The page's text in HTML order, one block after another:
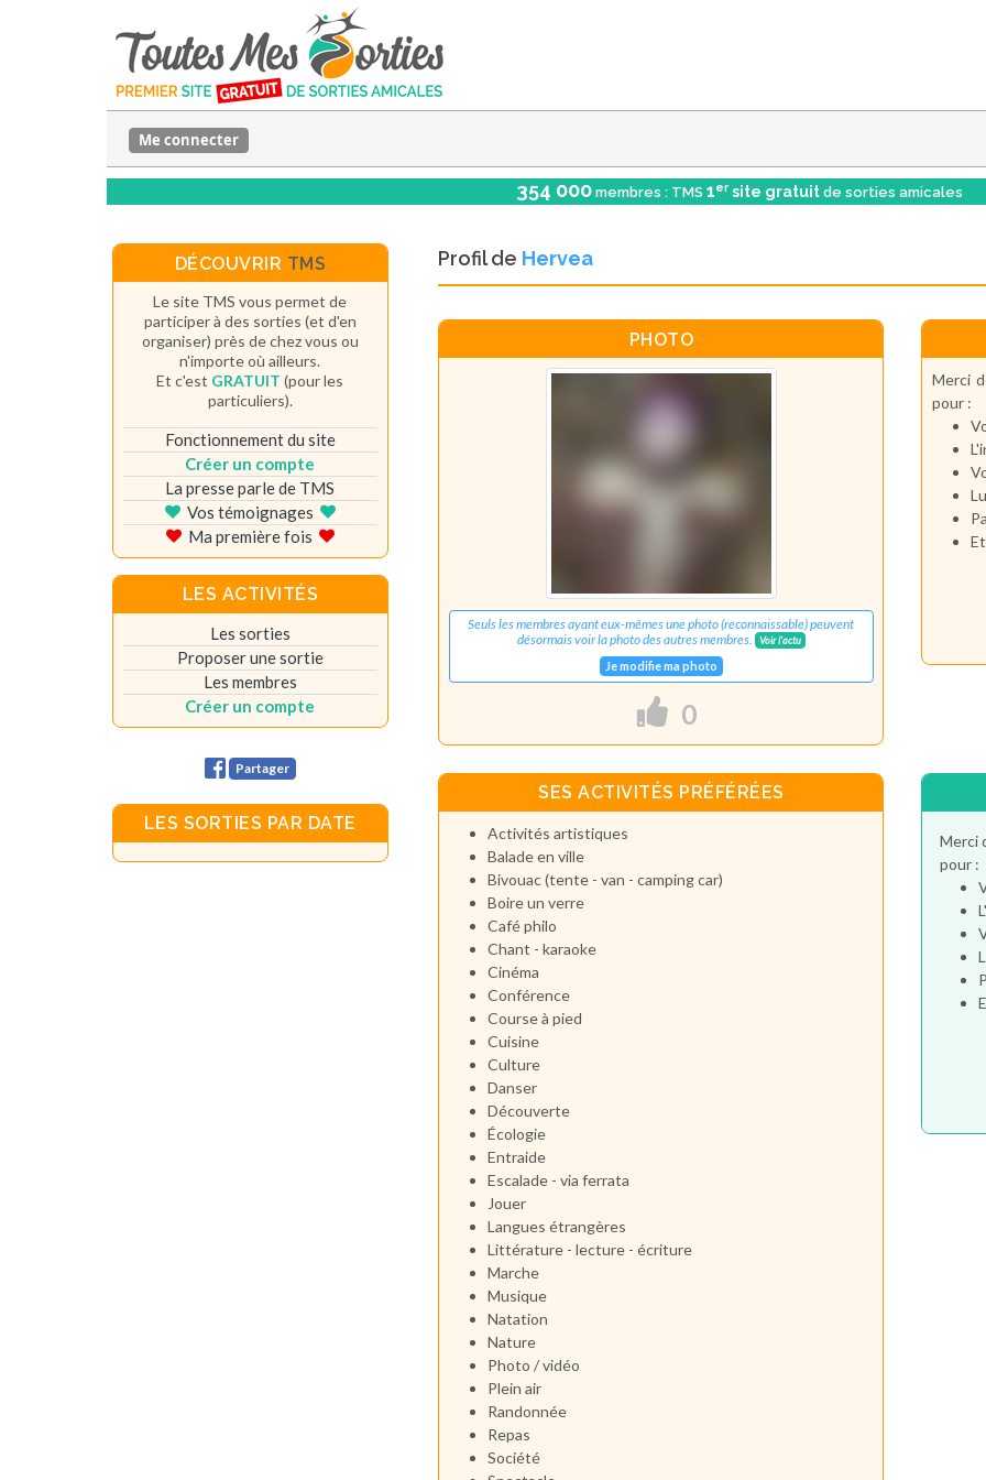
Me connecter
354 000 membres : TMS 1er site gratuit de sorties amicales
Profil de Hervea
PHOTO
Seuls les membres ayant eux-mêmes une photo (reconnaissable) peuvent
désormais voir la photo des autres membres.
Voir l'actu
Je modifie ma photo
0
Merci
pour :
SES ACTIVITÉS PRÉFÉRÉES
Activités artistiques
Balade en ville
Bivouac (tente - van - camping car)
Boire un verre
Café philo
Chant - karaoke
Cinéma
Conférence
Course à pied
Cuisine
Culture
Danser
Découverte
Écologie
Entraide
Escalade - via ferrata
Jouer
Langues étrangères
Littérature - lecture - écriture
Marche
Musique
Natation
Nature
Photo / vidéo
Plein air
Randonnée
Repas
Société
Merci
pour :
DÉCOUVRIR TMS
Le site TMS vous permet de
participer à des sorties (et d'en
organiser) près de chez vous ou
n'importe où ailleurs.
Et c'est GRATUIT (pour les
particuliers).
Fonctionnement du site
Créer un compte
La presse parle de TMS
Vos témoignages
Ma première fois
LES ACTIVITÉS
Les sorties
Proposer une sortie
Les membres
Créer un compte
Partager
LES SORTIES PAR DATE